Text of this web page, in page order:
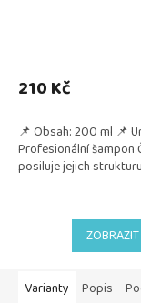
210 Kč
📌 Obsah: 200 ml 📌
Profesionální šampon
posiluje jejich
Varianty Popis